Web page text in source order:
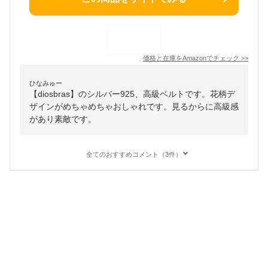
価格と在庫をAmazonでチェック >>
ひなみゅー
【diosbras】のシルバー925、高級ベルトです。花柄デ
ザインがめちゃめちゃおしゃれです。見るからに高級感
があり素敵です。
全てのおすすめコメント（3件）